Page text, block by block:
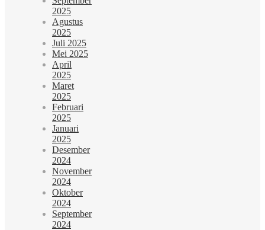
2025
Agustus
2025
Juli 2025
Mei 2025
April
2025
Maret
2025
Februari
2025
Januari
2025
Desember
2024
November
2024
Oktober
2024
September
2024